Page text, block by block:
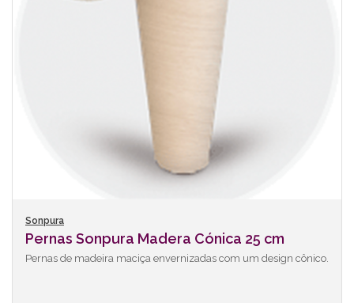
Sonpura
Pernas Sonpura Madera Cónica 25 cm
Pernas de madeira maciça envernizadas com um design cônico.